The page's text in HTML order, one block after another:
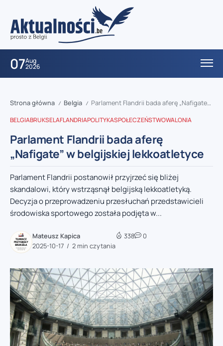
07Aug
2026
Strona główna / Belgia / Parlament Flandrii bada aferę „Nafigate” w belgijskiej lekkoatletyce
BELGIABRUKSELAFLANDRIAPOLITYKASPOŁECZEŃSTWOWALONIA
Parlament Flandrii bada aferę
„Nafigate” w belgijskiej lekkoatletyce
Parlament Flandrii postanowił przyjrzeć się bliżej
skandalowi, który wstrząsnął belgijską lekkoatletyką.
Decyzja o przeprowadzeniu przesłuchań przedstawicieli
środowiska sportowego została podjęta w...
Mateusz Kapica
2025-10-17
2 min czytania
338 0